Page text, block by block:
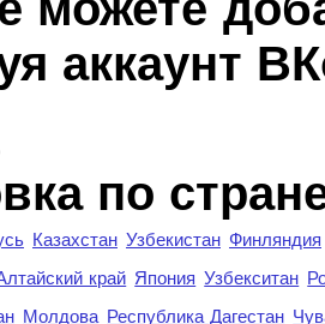
аккаунт
по
Казахстан Узбекистан Финляндия
край Япония Узбекситан
Молдова Республика Дагестан